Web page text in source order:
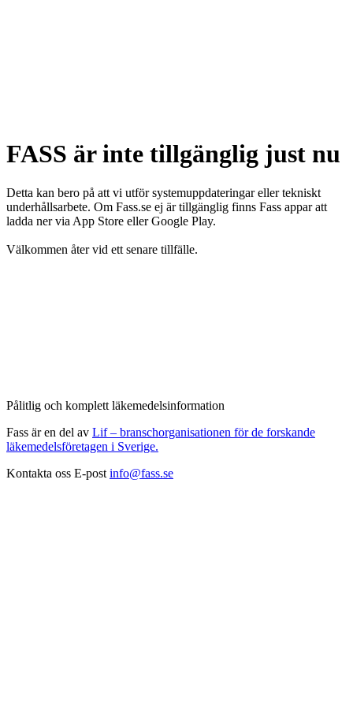
FASS är inte tillgänglig just nu
Detta kan bero på att vi utför systemuppdateringar eller tekniskt
underhållsarbete. Om Fass.se ej är tillgänglig finns Fass appar att
ladda ner via App Store eller Google Play.
Välkommen åter vid ett senare tillfälle.
Pålitlig och komplett läkemedelsinformation
Fass är en del av Lif – branschorganisationen för de forskande
läkemedelsföretagen i Sverige.
Kontakta oss E-post info@fass.se